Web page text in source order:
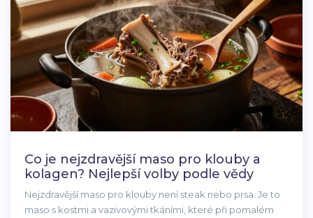
Co je nejzdravější maso pro klouby a
kolagen? Nejlepší volby podle vědy
Nejzdravější maso pro klouby není steak nebo prsa. Je to
maso s kostmi a vazivovými tkáními, které při pomalém